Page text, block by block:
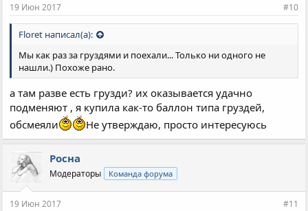
19 Июн 2017 #10
Floret написал(а):
Мы как раз за груздями и поехали... Только ни одного не
нашли.) Похоже рано.
а там разве есть грузди? их оказывается удачно
подменяют , я купила как-то баллон типа груздей,
обсмеяли
Не утверждаю, просто интересуюсь
Росна
Модераторы Команда форума
19 Июн 2017 #11